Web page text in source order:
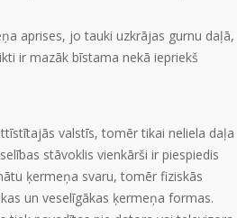
aprises, jo tauki uzkrājas gurnu daļā,
ir mazāk bīstama nekā iepriekš
valstīs, tomēr tikai neliela daļa
stāvoklis vienkārši ir piespiedis
ķermeņa svaru, tomēr fiziskās
un veselīgākas ķermeņa formas.